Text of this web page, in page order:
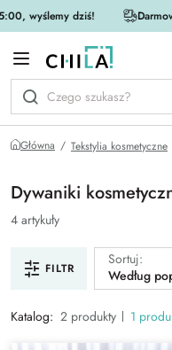
wyślemy dziś!
Główna Tekstylia kosmetyczne
Dywaniki
4 artykuły
FILTR
Sortuj:
Według
Katalog: 2 produkty 1